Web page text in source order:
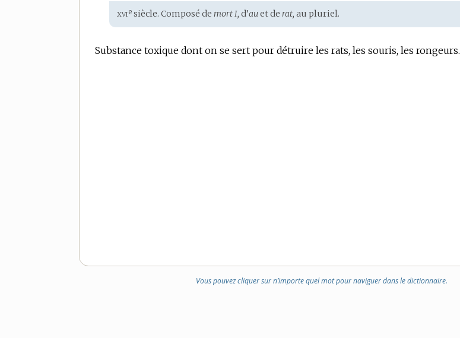
Étymologie
:
xvie siècle. Composé demort I, d’auet derat, au pluriel.
Substance toxique dont on se sert pour détruire les rats, les souris, les rongeurs.
Vous pouvez cliquer sur n’importe quel mot pour naviguer dans le dictionnaire.